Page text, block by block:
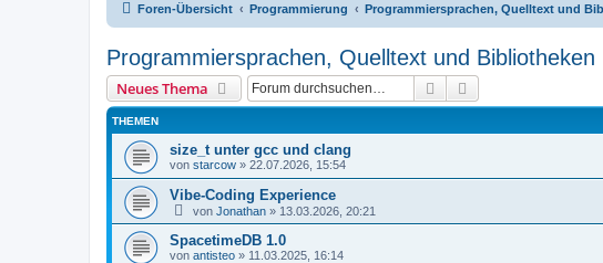
Foren-Übersicht Programmierung Programmiersprachen, Quelltext und
Programmiersprachen, Quelltext und Bibliotheken
Neues Thema Suche
THEMEN
size_t unter gcc und clang
von starcow » 22.07.2026, 15:54
Vibe-Coding Experience
von Jonathan » 13.03.2026, 20:21
SpacetimeDB 1.0
von antisteo » 11.03.2025, 16:14